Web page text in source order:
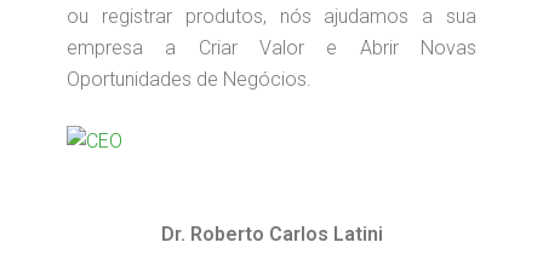
ou registrar produtos, nós ajudamos a sua
empresa a Criar Valor e Abrir Novas
Oportunidades de Negócios.
Dr. Roberto Carlos Latini